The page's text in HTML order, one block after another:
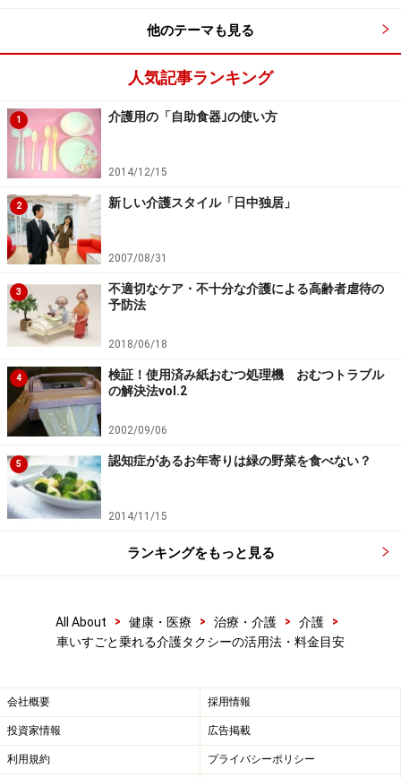
介護タクシーの利用条件は要介護1以上・介
護保険も利用可能だが利用制限も
介護タクシーの最大のメリットは、乗車前から乗降時、
降車時、降車後の介護に介護保険が利用できる点です。
そのため乗車前の排泄介助や降車後の着替え、移動介助
を1～3割負担で受けることができます。介護保険を利用
するためには要介護認定が必要になり、介護タクシーは
要介護1以上で利用ができます。
また要介護認定を受けられない方は、障害者自立支援法
による障がい支援区分1以上で利用が可能です。介護認
定には要支援がありますが、「要支援は将来的に要介護
になる可能性が高い」方が認定されるため、介護タクシ
ーの利用はできません。また介護保険を利用する場合、
介護タクシーの利用範囲も制限されてしまいます。どの
ような利用目的ならば、介護タクシーが使えるのでしょ
うか。原則「通院等介助」とされており、自治体によっ
て異なりますがかなり利用範囲は限られています。
2. 官公庁や公的手続き又は障害福祉サービスの利用にか
3. 相談支援事業所から紹介されたサービスの見学
この他に日常生活の買い物や美容院、選挙などでも利用
だき、ケアプランに組み込んでもらいましょう。
このように介護タクシーは介護保険を使える一方、使い
他のテーマも見る
人気記事ランキング
1 介護用の「自助食器｣の使い方
2014/12/15
2 新しい介護スタイル「日中独居」
2007/08/31
3
不適切なケア・不十分な介護による高齢者虐待の
予防法
2018/06/18
4
検証！使用済み紙おむつ処理機 おむつトラブル
の解決法vol.2
2002/09/06
5 認知症があるお年寄りは緑の野菜を食べない？
2014/11/15
ランキングをもっと見る
All About > 健康・医療 > 治療・介護 > 介護
>
車いすごと乗れる介護タクシーの活用法・料金目安
会社概要 採用情報
投資家情報 広告掲載
利用規約 プライバシーポリシー